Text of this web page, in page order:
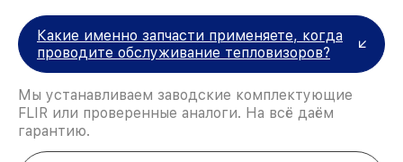
Какие именно запчасти применяете, когда
проводите обслуживание тепловизоров?
Мы устанавливаем заводские комплектующие
FLIR или проверенные аналоги. На всё даём
гарантию.